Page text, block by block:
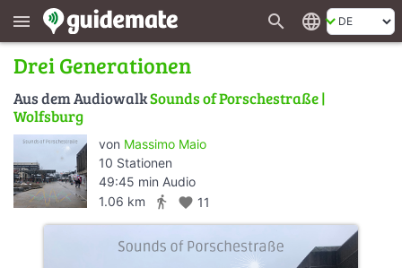
menu search language
Drei Generationen
Aus dem AudiowalkSounds of Porschestraße |
Wolfsburg
von Massimo Maio
10 Stationen
49:45 min Audio
1.06 km
directions_walk favorite 11